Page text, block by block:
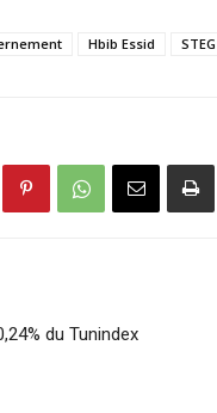
Hbib Essid STEG
du Tunindex